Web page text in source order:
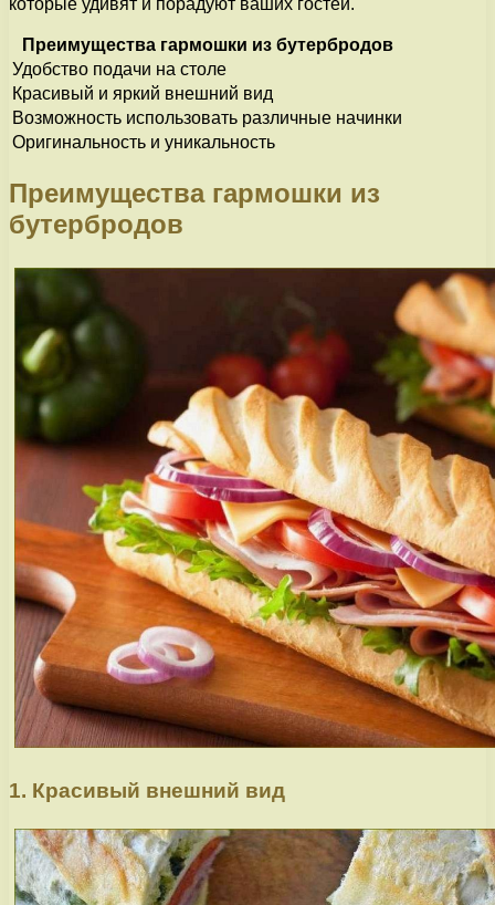
которые удивят и порадуют ваших гостей.
Преимущества гармошки из бутербродов
Удобство подачи на столе
Красивый и яркий внешний вид
Возможность использовать различные начинки
Оригинальность и уникальность
Преимущества гармошки из
бутербродов
1. Красивый внешний вид